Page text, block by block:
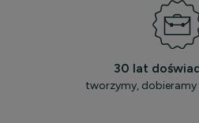
30 lat
tworzymy, dobieramy